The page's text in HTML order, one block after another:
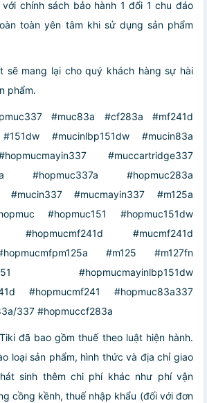
chính sách bảo hành 1 đổi 1 chu đáo
toàn yên tâm khi sử dụng sản phẩm
sẽ mang lại cho quý khách hàng sự hài
phẩm.
#muc83a #cf283a #mf241d
#mucinlbp151dw #mucin83a
#muccartridge337
#hopmuc337a #hopmuc283a
#mucin337 #mucmayin337 #m125a
#hopmuc151 #hopmuc151dw
#hopmucmf241d #mucmf241d
#m125 #m127fn
#hopmucmayinlbp151dw
#hopmucmf241 #hopmuc83a337
337 #hopmuccf283a
đã bao gồm thuế theo luật hiện hành.
loại sản phẩm, hình thức và địa chỉ giao
sinh thêm chi phí khác như phí vận
cồng kềnh, thuế nhập khẩu (đối với đơn